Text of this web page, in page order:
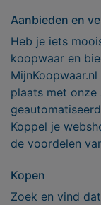
Aanbieden en
Heb je iets
koopwaar en
plaats met onze
Koppel je
de voordelen
Kopen
Zoek en vind